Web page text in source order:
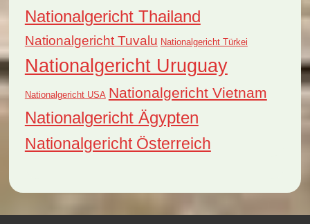
Nationalgericht Thailand
Nationalgericht Tuvalu Nationalgericht Türkei
Nationalgericht Uruguay
Nationalgericht USA Nationalgericht Vietnam
Nationalgericht Ägypten
Nationalgericht Österreich